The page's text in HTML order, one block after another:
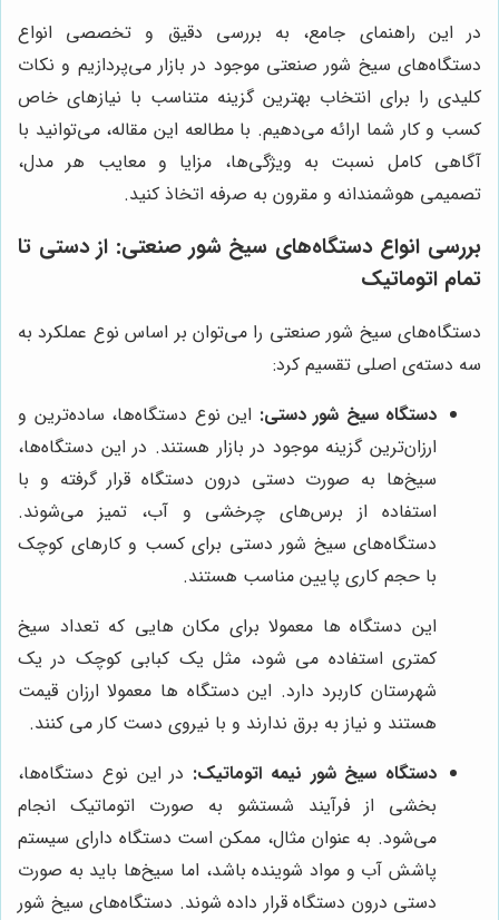
در این راهنمای جامع، به بررسی دقیق و تخصصی انواع
دستگاه‌های سیخ شور صنعتی موجود در بازار می‌پردازیم و نکات
کلیدی را برای انتخاب بهترین گزینه متناسب با نیازهای خاص
کسب و کار شما ارائه می‌دهیم. با مطالعه این مقاله، می‌توانید با
آگاهی کامل نسبت به ویژگی‌ها، مزایا و معایب هر مدل،
تصمیمی هوشمندانه و مقرون به صرفه اتخاذ کنید.
بررسی انواع دستگاه‌های سیخ شور صنعتی: از دستی تا
تمام اتوماتیک
دستگاه‌های سیخ شور صنعتی را می‌توان بر اساس نوع عملکرد به
سه دسته‌ی اصلی تقسیم کرد:
دستگاه سیخ شور دستی: این نوع دستگاه‌ها، ساده‌ترین و
ارزان‌ترین گزینه موجود در بازار هستند. در این دستگاه‌ها،
سیخ‌ها به صورت دستی درون دستگاه قرار گرفته و با
استفاده از برس‌های چرخشی و آب، تمیز می‌شوند.
دستگاه‌های سیخ شور دستی برای کسب و کارهای کوچک
با حجم کاری پایین مناسب هستند.
این دستگاه ها معمولا برای مکان هایی که تعداد سیخ
کمتری استفاده می شود، مثل یک کبابی کوچک در یک
شهرستان کاربرد دارد. این دستگاه ها معمولا ارزان قیمت
هستند و نیاز به برق ندارند و با نیروی دست کار می کنند.
دستگاه سیخ شور نیمه اتوماتیک: در این نوع دستگاه‌ها،
بخشی از فرآیند شستشو به صورت اتوماتیک انجام
می‌شود. به عنوان مثال، ممکن است دستگاه دارای سیستم
پاشش آب و مواد شوینده باشد، اما سیخ‌ها باید به صورت
دستی درون دستگاه قرار داده شوند. دستگاه‌های سیخ شور